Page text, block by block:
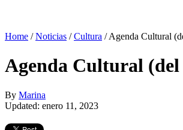
Home /Noticias /Cultura /Agenda Cultural
Agenda Cultural (del
By Marina
Updated: enero 11, 2023